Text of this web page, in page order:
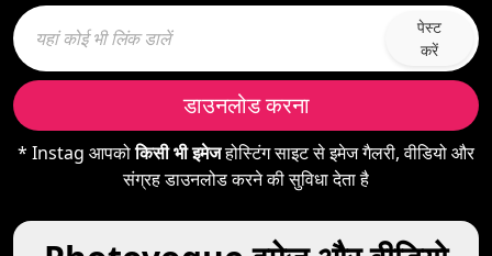
पेस्ट
करें
डाउनलोड करना
* Instag आपकोकिसी भी इमेजहोस्टिंग साइट से इमेज गैलरी, वीडियो और
संग्रह डाउनलोड करने की सुविधा देता है